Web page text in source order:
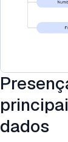
dados